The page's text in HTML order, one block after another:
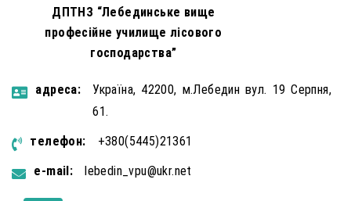
ДПТНЗ “Лебединське вище
професійне училище лісового
господарства”
aдресa:
Україна, 42200, м.Лебедин вул. 19 Серпня,
61.
телефон:
+380(5445)21361
e-mail:
lebedin_vpu@ukr.net